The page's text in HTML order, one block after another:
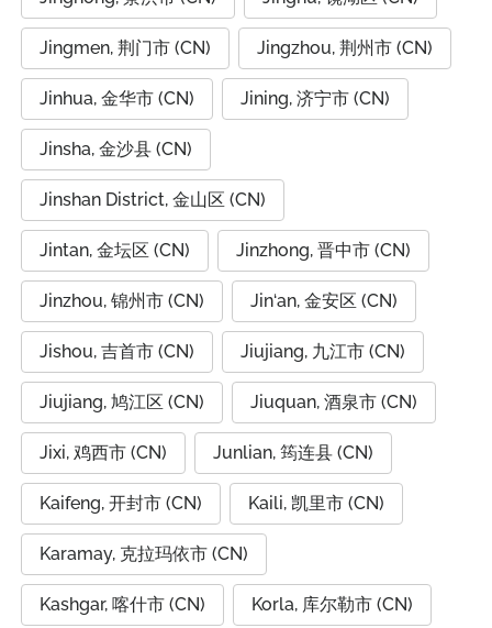
Jingmen, 荆门市 (CN) Jingzhou, 荆州市 (CN)
Jinhua, 金华市 (CN) Jining, 济宁市 (CN)
Jinsha, 金沙县 (CN)
Jinshan District, 金山区 (CN)
Jintan, 金坛区 (CN) Jinzhong, 晋中市 (CN)
Jinzhou, 锦州市 (CN) Jin‘an, 金安区 (CN)
Jishou, 吉首市 (CN) Jiujiang, 九江市 (CN)
Jiujiang, 鸠江区 (CN) Jiuquan, 酒泉市 (CN)
Jixi, 鸡西市 (CN) Junlian, 筠连县 (CN)
Kaifeng, 开封市 (CN) Kaili, 凯里市 (CN)
Karamay, 克拉玛依市 (CN)
Kashgar, 喀什市 (CN) Korla, 库尔勒市 (CN)